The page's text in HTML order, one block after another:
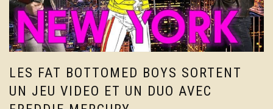
LES FAT BOTTOMED BOYS SORTENT
UN JEU VIDEO ET UN DUO AVEC